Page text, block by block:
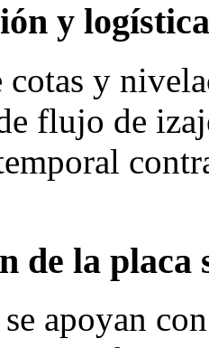
y
cotas y
flujo de
de la placa
apoyan